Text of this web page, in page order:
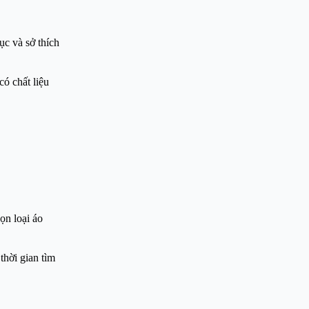
và sở thích
chất liệu
loại áo
gian tìm